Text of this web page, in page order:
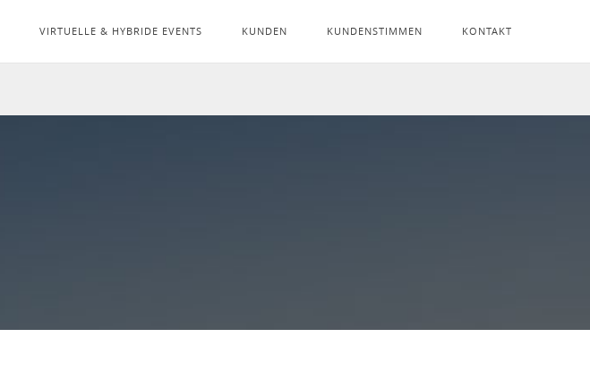
VIRTUELLE & HYBRIDE EVENTS KUNDEN KUNDENSTIMMEN KONTAKT